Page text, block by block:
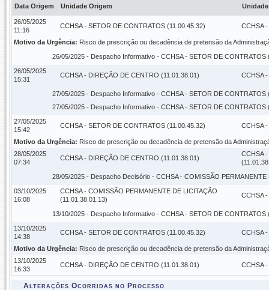
Data Origem Unidade Origem
26/05/2025
11:16
CCHSA - SETOR DE CONTRATOS (11.00.45.32) CCHSA
Motivo da Urgência: Risco de prescrição ou decadência de pretensão da
26/05/2025 - Despacho Informativo - CCHSA - SETOR DE CONTRATOS
26/05/2025
15:31
CCHSA - DIREÇÃO DE CENTRO (11.01.38.01) CCHSA
27/05/2025 - Despacho Informativo - CCHSA - SETOR DE CONTRATOS
27/05/2025 - Despacho Informativo - CCHSA - SETOR DE CONTRATOS
27/05/2025
15:42
CCHSA - SETOR DE CONTRATOS (11.00.45.32) CCHSA
Motivo da Urgência: Risco de prescrição ou decadência de pretensão da
28/05/2025
07:34
CCHSA - DIREÇÃO DE CENTRO (11.01.38.01)
CCHSA
28/05/2025 - Despacho Decisório - CCHSA - COMISSÃO
03/10/2025
16:08
CCHSA - COMISSÃO PERMANENTE DE LICITAÇÃO
(11.01.38.01.13)
CCHSA
13/10/2025 - Despacho Informativo - CCHSA - SETOR DE CONTRATOS
13/10/2025
14:38
CCHSA - SETOR DE CONTRATOS (11.00.45.32) CCHSA
Motivo da Urgência: Risco de prescrição ou decadência de pretensão da
13/10/2025
16:33
CCHSA - DIREÇÃO DE CENTRO (11.01.38.01) CCHSA
Alterações Ocorridas no Processo